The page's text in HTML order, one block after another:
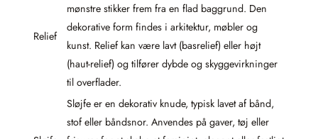
Relief
mønstre stikker frem fra en flad baggrund. Den
dekorative form findes i arkitektur, møbler og
kunst. Relief kan være lavt (basrelief) eller højt
(haut-relief) og tilfører dybde og skyggevirkninger
til overflader.
Sløjfe er en dekorativ knude, typisk lavet af bånd,
stof eller båndsnor. Anvendes på gaver, tøj eller